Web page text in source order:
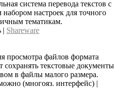
система перевода текстов с
настроек для точного
тематикам.
| Shareware
просмотра файлов формата
текстовые документы
в файлы малого размера.
(многояз. интерфейс) |